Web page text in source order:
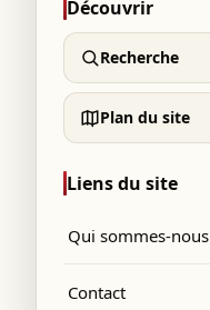
Découvrir
Recherche
Plan du site
Liens du site
Qui sommes-nous
Contact